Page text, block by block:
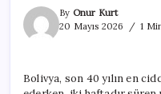
By Onur Kurt
20 Mayıs 2026
1
Bolivya, son 40 yılın en